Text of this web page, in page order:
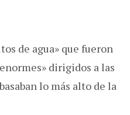
de agua» que fueron
dirigidos a las
lo más alto de la